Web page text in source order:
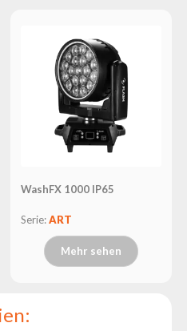
WashFX 1000 IP65
Serie:ART
Mehr sehen